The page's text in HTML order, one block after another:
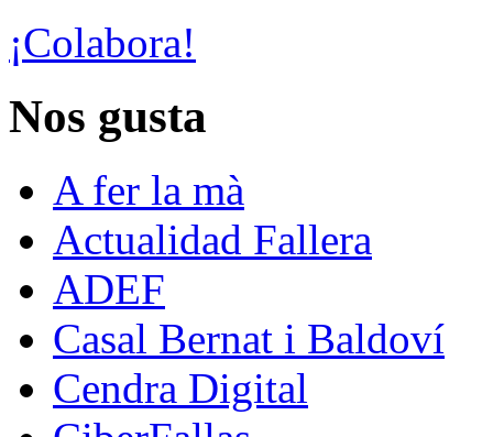
¡Colabora!
Nos gusta
A fer la mà
Actualidad Fallera
ADEF
Casal Bernat i Baldoví
Cendra Digital